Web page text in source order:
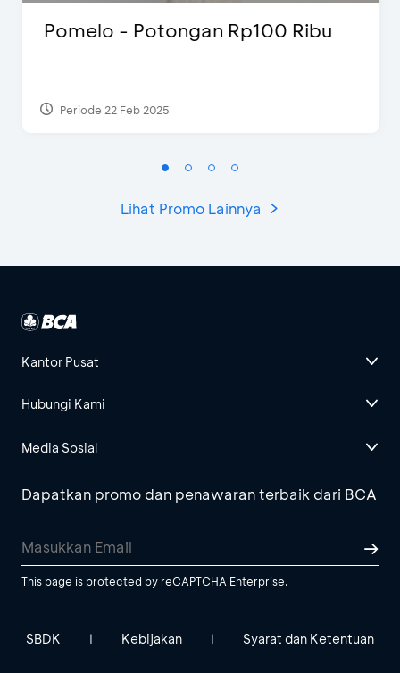
Pomelo - Potongan Rp100 Ribu
Periode 22 Feb 2025
Lihat Promo Lainnya
Kantor Pusat
Hubungi Kami
Media Sosial
Dapatkan promo dan penawaran terbaik dari BCA
This page is protected by reCAPTCHA Enterprise.
SBDK | Kebijakan | Syarat dan Ketentuan